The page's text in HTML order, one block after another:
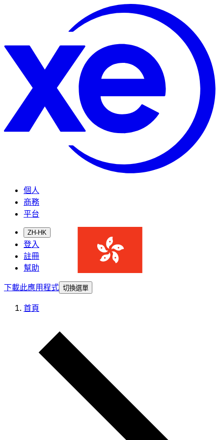
個人
商務
平台
ZH-HK
登入
註冊
幫助
下載此應用程式 切換選單
首頁